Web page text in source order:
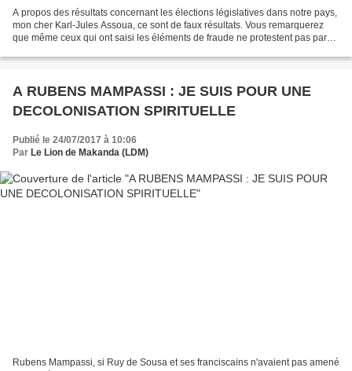
A propos des résultats concernant les élections législatives dans notre pays,
mon cher Karl-Jules Assoua, ce sont de faux résultats. Vous remarquerez
que même ceux qui ont saisi les éléments de fraude ne protestent pas par
A RUBENS MAMPASSI : JE SUIS POUR UNE
DECOLONISATION SPIRITUELLE
Publié le 24/07/2017 à 10:06
Par Le Lion de Makanda (LDM)
Rubens Mampassi, si Ruy de Sousa et ses franciscains n'avaient pas amené